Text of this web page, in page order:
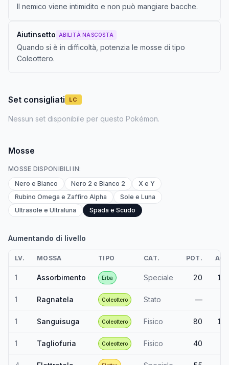
Il nemico viene intimidito e non può mangiare bacche.
Aiutinsetto ABILITÀ NASCOSTA
Quando si è in difficoltà, potenzia le mosse di tipo
Coleottero.
Set consigliati LC
Nessun set disponibile per questo Pokémon.
Mosse
MOSSE DISPONIBILI IN:
Nero e Bianco
Nero 2 e Bianco 2
X e Y
Rubino Omega e Zaffiro Alpha
Sole e Luna
Ultrasole e Ultraluna
Spada e Scudo
Aumentando di livello
LV. MOSSA TIPO CAT. POT.
1 Assorbimento Erba Speciale 20
1 Ragnatela Coleottero Stato —
1 Sanguisuga Coleottero Fisico 80
1 Tagliofuria Coleottero Fisico 40